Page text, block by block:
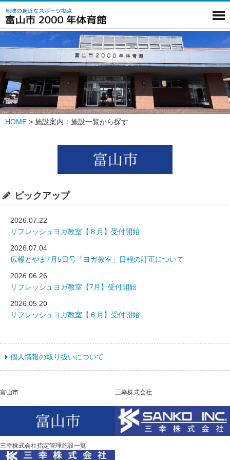
HOME > 施設案内：施設一覧から探す
ピックアップ
2026.07.22
リフレッシュヨガ教室【８月】受付開始
2026.07.04
広報とやま7月5日号「ヨガ教室」日程の訂正について
2026.06.26
リフレッシュヨガ教室【7月】受付開始
2026.05.20
リフレッシュヨガ教室【６月】受付開始
個人情報の取り扱いについて
富山市 三幸株式会社
三幸株式会社指定管理施設一覧